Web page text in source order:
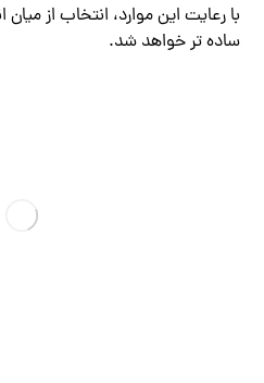
با رعایت این موارد، انتخاب از
ساده ‌تر خواهد شد.